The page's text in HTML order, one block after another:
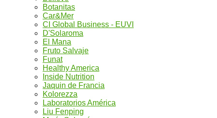
Botanitas
Car&Mer
CI Global Business - EUVI
D'Solaroma
El Mana
Fruto Salvaje
Funat
Healthy America
Inside Nutrition
Jaquin de Francia
Kolorezza
Laboratorios América
Liu Fenping